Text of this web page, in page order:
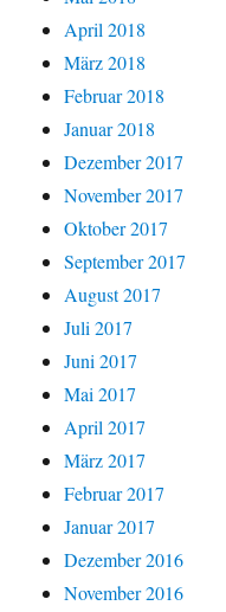
April 2018
März 2018
Februar 2018
Januar 2018
Dezember 2017
November 2017
Oktober 2017
September 2017
August 2017
Juli 2017
Juni 2017
Mai 2017
April 2017
März 2017
Februar 2017
Januar 2017
Dezember 2016
November 2016